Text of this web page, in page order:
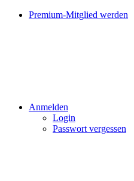
Premium-Mitglied werden
Anmelden
Login
Passwort vergessen